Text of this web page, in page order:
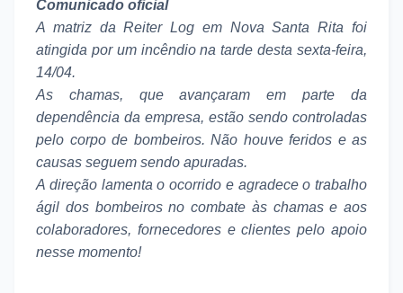
Comunicado oficial
A matriz da Reiter Log em Nova Santa Rita foi
atingida por um incêndio na tarde desta sexta-feira,
14/04.
As chamas, que avançaram em parte da
dependência da empresa, estão sendo controladas
pelo corpo de bombeiros. Não houve feridos e as
causas seguem sendo apuradas.
A direção lamenta o ocorrido e agradece o trabalho
ágil dos bombeiros no combate às chamas e aos
colaboradores, fornecedores e clientes pelo apoio
nesse momento!